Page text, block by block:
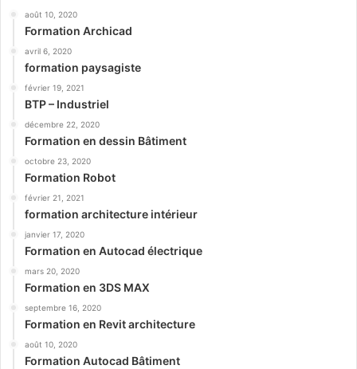
août 10, 2020
Formation Archicad
avril 6, 2020
formation paysagiste
février 19, 2021
BTP – Industriel
décembre 22, 2020
Formation en dessin Bâtiment
octobre 23, 2020
Formation Robot
février 21, 2021
formation architecture intérieur
janvier 17, 2020
Formation en Autocad électrique
mars 20, 2020
Formation en 3DS MAX
septembre 16, 2020
Formation en Revit architecture
août 10, 2020
Formation Autocad Bâtiment